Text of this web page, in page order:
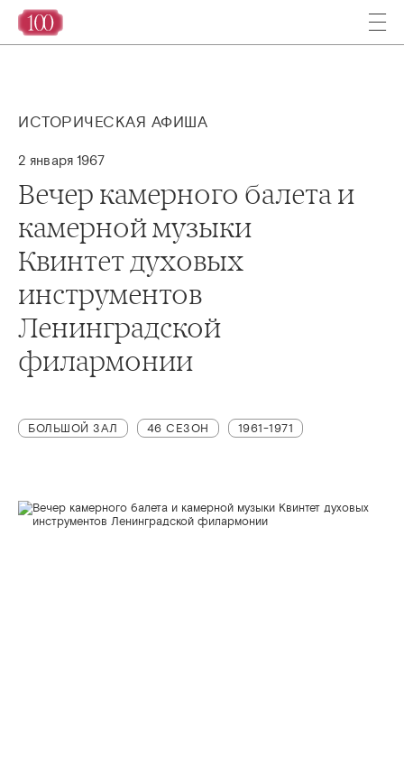
ИСТОРИЧЕСКАЯ АФИША
2 января 1967
Вечер камерного балета и
камерной музыки
Квинтет духовых
инструментов
Ленинградской
филармонии
БОЛЬШОЙ ЗАЛ 46 СЕЗОН 1961-1971